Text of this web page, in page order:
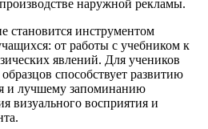
наружной рекламы.
становится инструментом
от работы с учебником к
явлений. Для учеников
способствует развитию
и лучшему запоминанию
визуального восприятия и